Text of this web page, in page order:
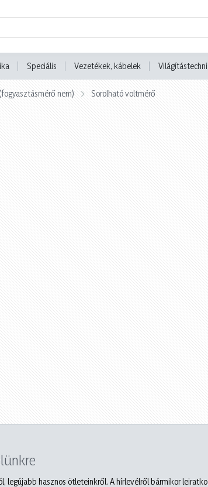
Speciális Vezetékek, kábelek
nem) Sorolható voltmérő
legújabb hasznos ötleteinkről. A hírlevélről bármikor